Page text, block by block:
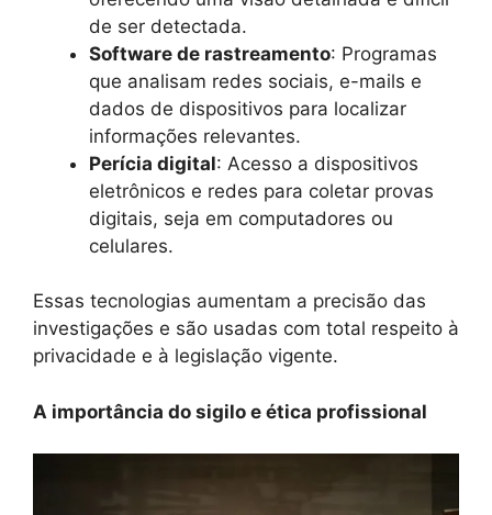
de ser detectada.
Software de rastreamento: Programas
que analisam redes sociais, e-mails e
dados de dispositivos para localizar
informações relevantes.
Perícia digital: Acesso a dispositivos
eletrônicos e redes para coletar provas
digitais, seja em computadores ou
celulares.
Essas tecnologias aumentam a precisão das
investigações e são usadas com total respeito à
privacidade e à legislação vigente.
A importância do sigilo e ética profissional